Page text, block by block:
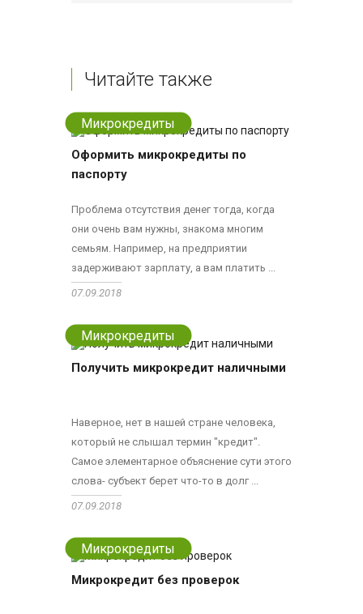
Читайте также
Микрокредиты
Оформить микрокредиты по
паспорту
Проблема отсутствия денег тогда, когда
они очень вам нужны, знакома многим
семьям. Например, на предприятии
задерживают зарплату, а вам платить ...
07.09.2018
Микрокредиты
Получить микрокредит наличными
Наверное, нет в нашей стране человека,
который не слышал термин "кредит".
Самое элементарное объяснение сути этого
слова- субъект берет что-то в долг ...
07.09.2018
Микрокредиты
Микрокредит без проверок